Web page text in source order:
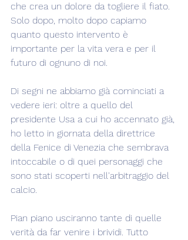
che crea un dolore da togliere il fiato.
Solo dopo, molto dopo capiamo
quanto questo intervento è
importante per la vita vera e per il
futuro di ognuno di noi.
Di segni ne abbiamo già cominciati a
vedere ieri: oltre a quello del
presidente Usa a cui ho accennato già,
ho letto in giornata della direttrice
della Fenice di Venezia che sembrava
intoccabile o di quei personaggi che
sono stati scoperti nell'arbitraggio del
calcio.
Pian piano usciranno tante di quelle
verità da far venire i brividi. Tutto